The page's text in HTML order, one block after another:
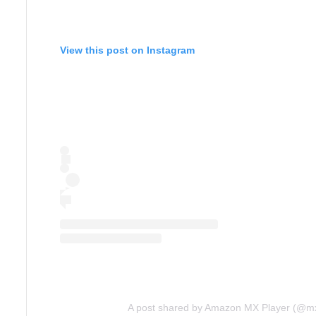
View this post on Instagram
A post shared by Amazon MX Player